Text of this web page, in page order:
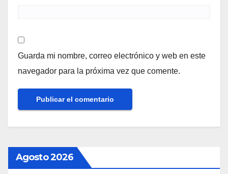
Guarda mi nombre, correo electrónico y web en este
navegador para la próxima vez que comente.
Agosto 2026